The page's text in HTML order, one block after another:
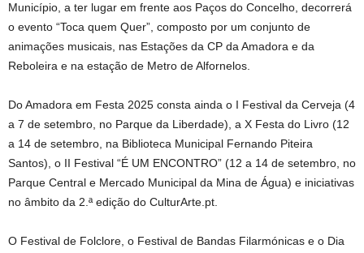
Município, a ter lugar em frente aos Paços do Concelho, decorrerá
o evento “Toca quem Quer”, composto por um conjunto de
animações musicais, nas Estações da CP da Amadora e da
Reboleira e na estação de Metro de Alfornelos.
Do Amadora em Festa 2025 consta ainda o I Festival da Cerveja (4
a 7 de setembro, no Parque da Liberdade), a X Festa do Livro (12
a 14 de setembro, na Biblioteca Municipal Fernando Piteira
Santos), o II Festival “É UM ENCONTRO” (12 a 14 de setembro, no
Parque Central e Mercado Municipal da Mina de Água) e iniciativas
no âmbito da 2.ª edição do CulturArte.pt.
O Festival de Folclore, o Festival de Bandas Filarmónicas e o Dia